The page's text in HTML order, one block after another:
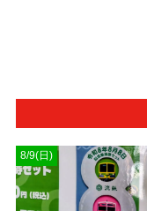
8/9(日)